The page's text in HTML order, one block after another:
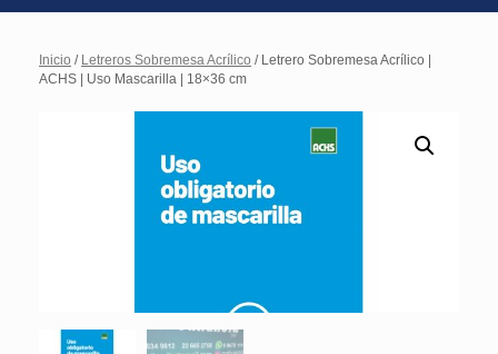
Inicio / Letreros Sobremesa Acrílico / Letrero Sobremesa Acrílico |
ACHS | Uso Mascarilla | 18×36 cm